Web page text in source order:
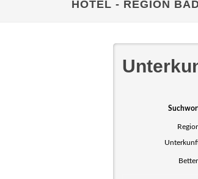
HOTEL - REGION